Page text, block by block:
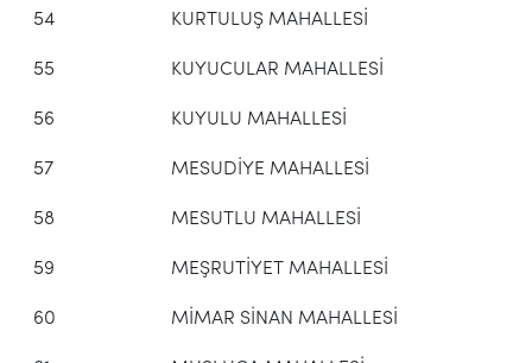
54 KURTULUŞ MAHALLESİ
55 KUYUCULAR MAHALLESİ
56 KUYULU MAHALLESİ
57 MESUDİYE MAHALLESİ
58 MESUTLU MAHALLESİ
59 MEŞRUTİYET MAHALLESİ
60 MİMAR SİNAN MAHALLESİ